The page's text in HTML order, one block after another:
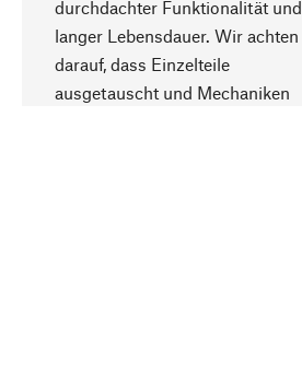
durchdachter Funktionalität und
langer Lebensdauer. Wir achten
darauf, dass Einzelteile
ausgetauscht und Mechaniken